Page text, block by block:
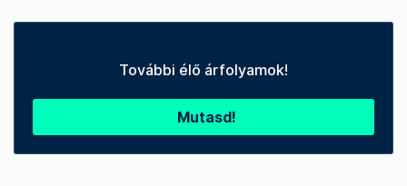
További élő árfolyamok!
Mutasd!